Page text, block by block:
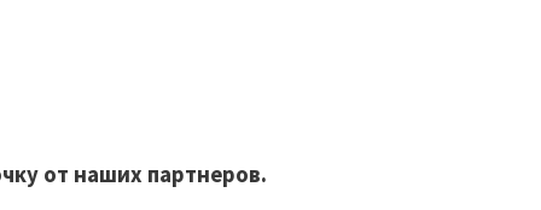
от наших партнеров.